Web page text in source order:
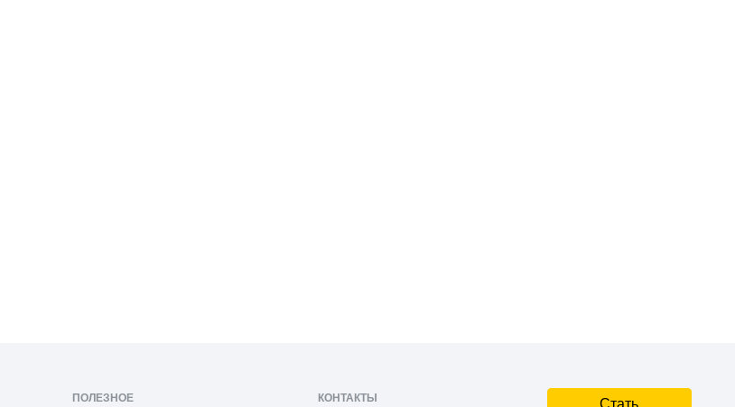
ПОЛЕЗНОЕ КОНТАКТЫ
Стать